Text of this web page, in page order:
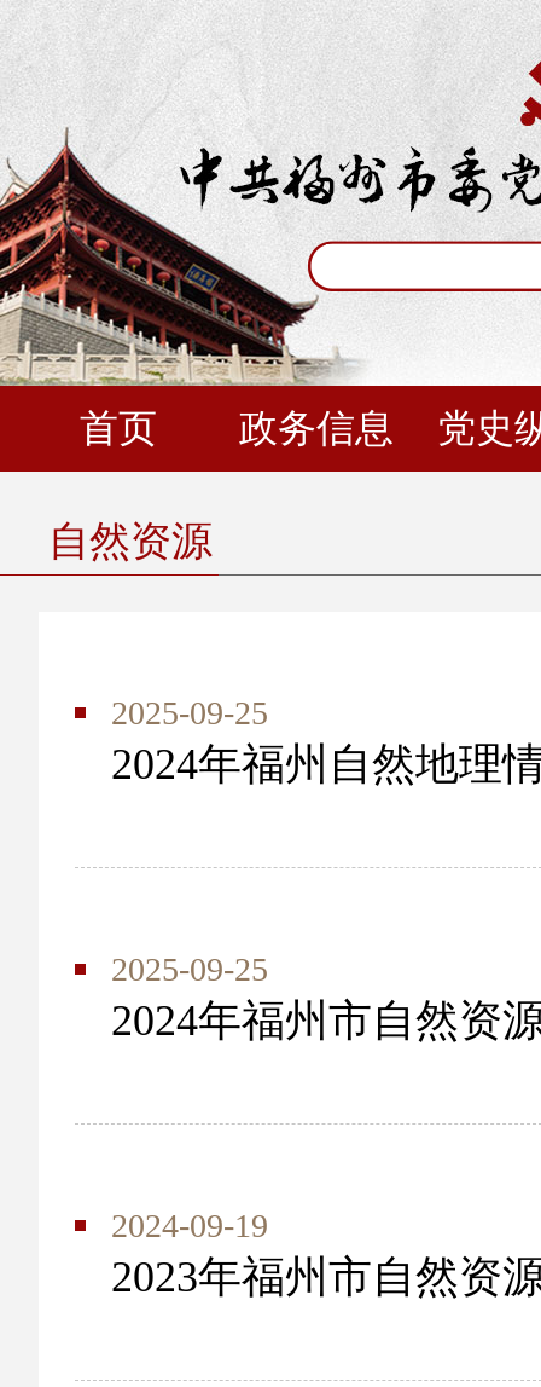
首页 政务信息 党史
自然资源
2025-09-25
2024年福州自然地理
2025-09-25
2024年福州市自然资
2024-09-19
2023年福州市自然资